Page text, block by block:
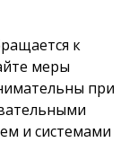
к
меры
при
и системами